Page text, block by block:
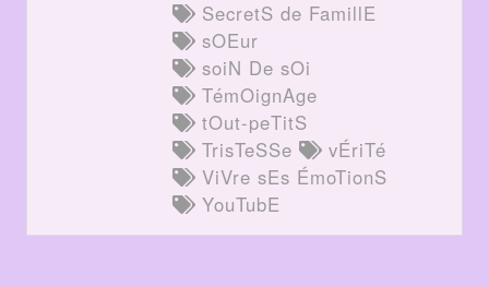
SecretS de FamillE
sOEur
soiN De sOi
TémOignAge
tOut-peTitS
TrisTeSSe
vÉriTé
ViVre sEs ÉmoTionS
YouTubE